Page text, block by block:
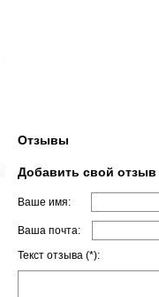
Отзывы
Добавить свой отзыв
Ваше имя:
Ваша почта:
Текст отзыва (*):